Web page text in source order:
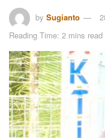
by Sugianto
Reading Time: 2 mins read